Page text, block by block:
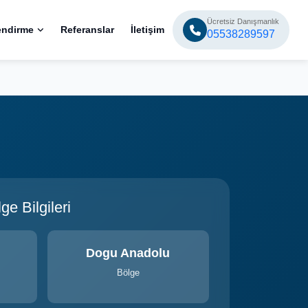
Referanslar İletişim
Ücretsiz Danışmanlık
05538289597
Bilgileri
Dogu Anadolu
Bölge